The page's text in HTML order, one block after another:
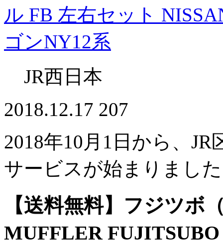
ル FB 左右セット
ゴンNY12系
JR西日本
2018.12.17 207
2018年10月1日から、
サービスが始まりまし
【送料無料】フジツボ
MUFFLER